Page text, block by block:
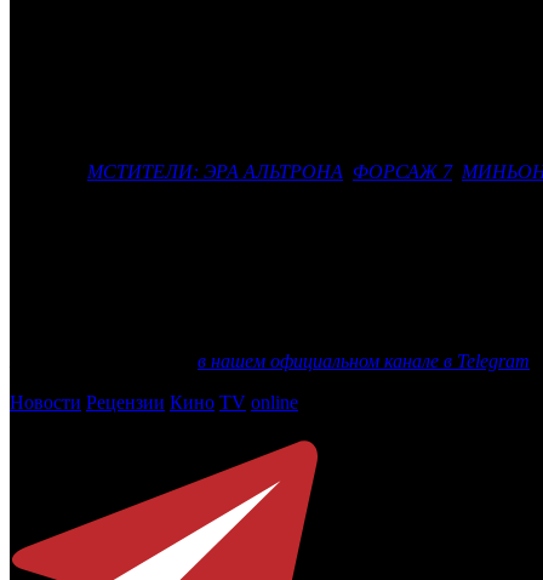
МСТИТЕЛИ: ЭРА АЛЬТРОНА ФОРСАЖ 7,
в нашем официальном канале в Telegram
Новости Рецензии Кино TV online